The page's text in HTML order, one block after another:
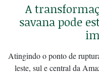
A
savana pode
Atingindo o ponto de
leste, sul e central da